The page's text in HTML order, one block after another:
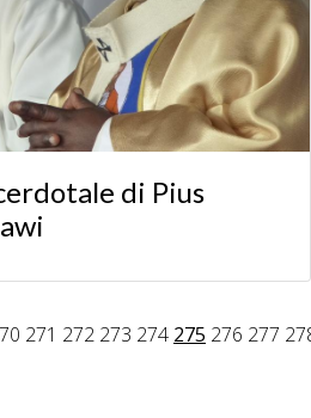
di Pius
271 272 273 274 275 276 277